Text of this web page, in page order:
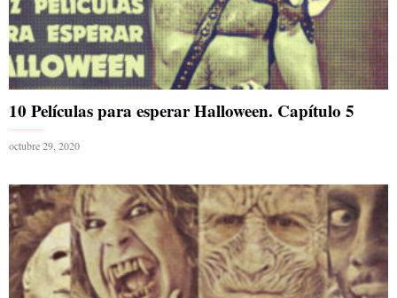
10 Películas para esperar Halloween. Capítulo 5
octubre 29, 2020